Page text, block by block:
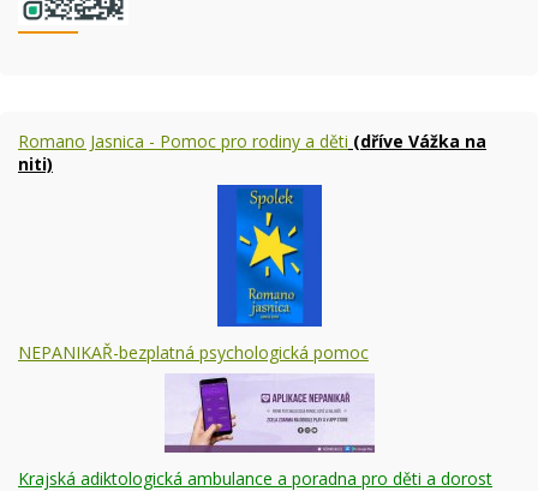
Romano Jasnica - Pomoc pro rodiny a děti (dříve Vážka na
niti)
NEPANIKAŘ-bezplatná psychologická pomoc
Krajská adiktologická ambulance a poradna pro děti a dorost